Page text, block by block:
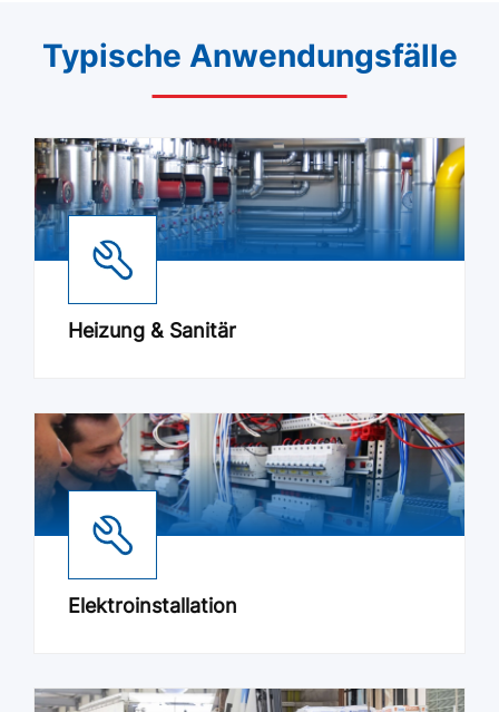
Typische Anwendungsfälle
Heizung & Sanitär
Elektroinstallation